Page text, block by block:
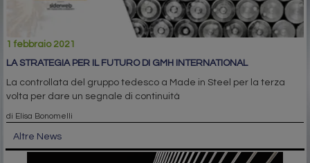
1 febbraio 2021
LA STRATEGIA PER IL FUTURO DI GMH INTERNATIONAL
La controllata del gruppo tedesco a Made in Steel per la terza
volta per dare un segnale di continuità
di Elisa Bonomelli
Altre News